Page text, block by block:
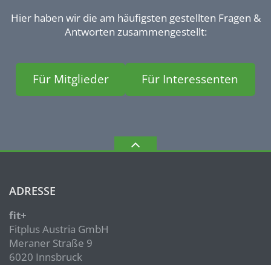
Hier haben wir die am häufigsten gestellten Fragen &
Antworten zusammengestellt:
Für Mitglieder Für Interessenten
ADRESSE
fit+
Fitplus Austria GmbH
Meraner Straße 9
6020 Innsbruck